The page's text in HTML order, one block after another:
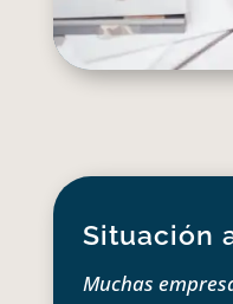
Situación
Muchas